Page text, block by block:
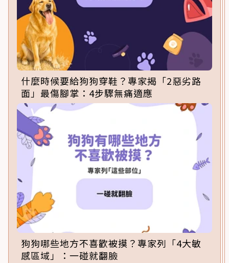
什麼時候要給狗狗穿鞋？專家揭「2惡劣路
面」最傷腳掌：4步驟無痛適應
狗狗哪些地方不喜歡被摸？專家列「4大敏
感區域」：一碰就翻臉